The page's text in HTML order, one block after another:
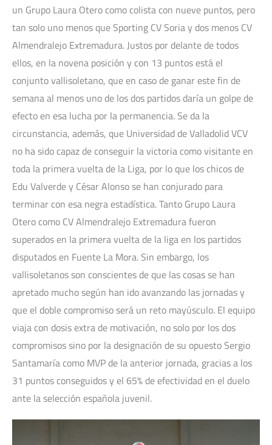
un Grupo Laura Otero como colista con nueve puntos, pero
tan solo uno menos que Sporting CV Soria y dos menos CV
Almendralejo Extremadura. Justos por delante de todos
ellos, en la novena posición y con 13 puntos está el
conjunto vallisoletano, que en caso de ganar este fin de
semana al menos uno de los dos partidos daría un golpe de
efecto en esa lucha por la permanencia. Se da la
circunstancia, además, que Universidad de Valladolid VCV
no ha sido capaz de conseguir la victoria como visitante en
toda la primera vuelta de la Liga, por lo que los chicos de
Edu Valverde y César Alonso se han conjurado para
terminar con esa negra estadística. Tanto Grupo Laura
Otero como CV Almendralejo Extremadura fueron
superados en la primera vuelta de la liga en los partidos
disputados en Fuente La Mora. Sin embargo, los
vallisoletanos son conscientes de que las cosas se han
apretado mucho según han ido avanzando las jornadas y
que el doble compromiso será un reto mayúsculo. El equipo
viaja con dosis extra de motivación, no solo por los dos
compromisos sino por la designación de su opuesto Sergio
Santamaría como MVP de la anterior jornada, gracias a los
31 puntos conseguidos y el 65% de efectividad en el duelo
ante la selección española juvenil.